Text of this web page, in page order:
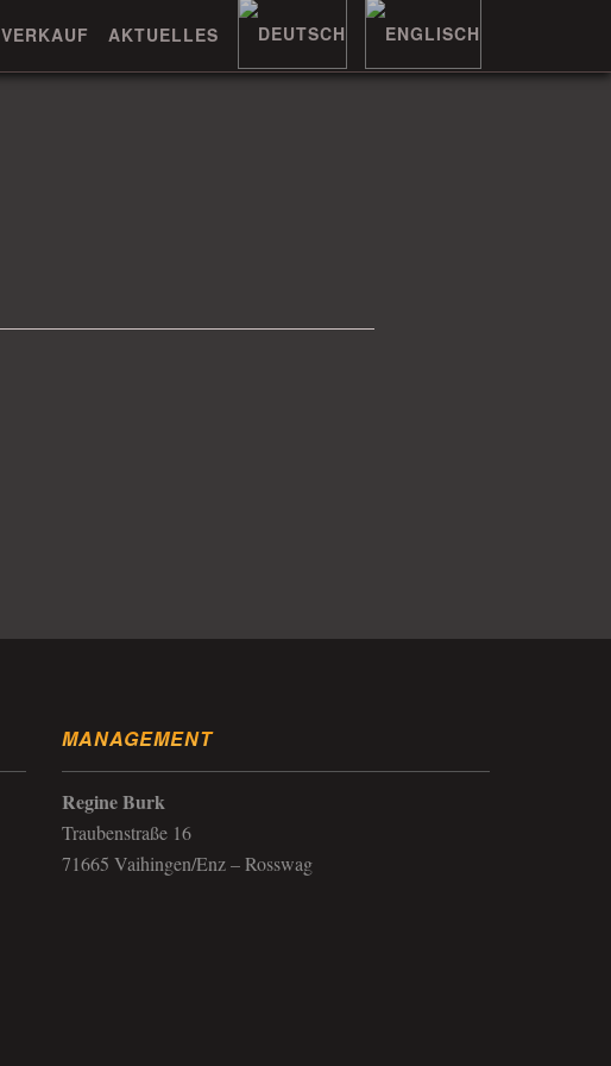
VERKAUF AKTUELLES
MANAGEMENT
Regine Burk
Traubenstraße 16
71665 Vaihingen/Enz – Rosswag